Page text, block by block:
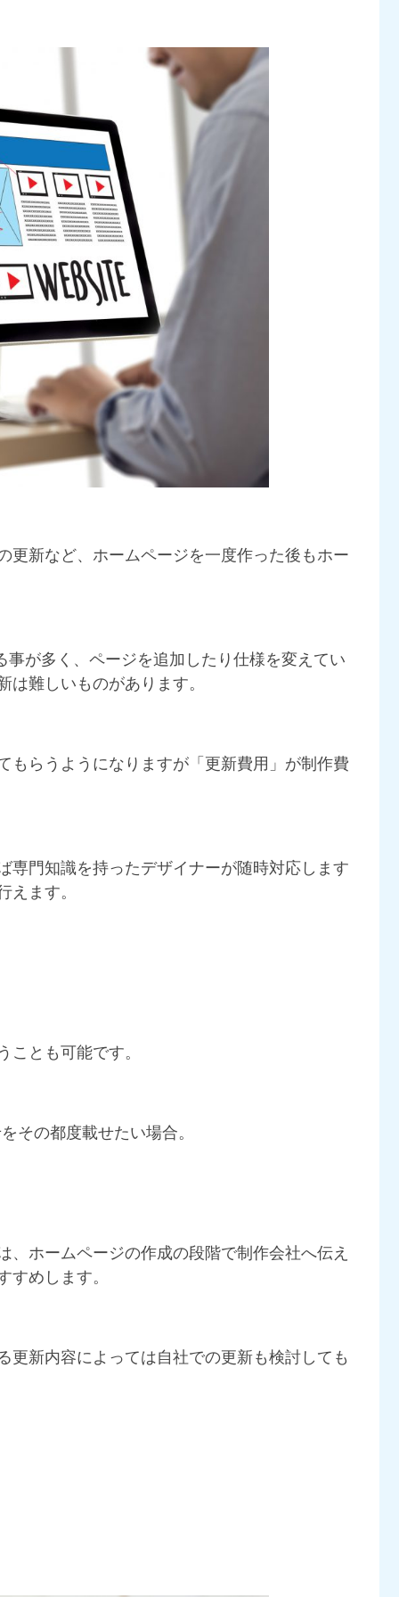
更新など、ホームページを一度作った後もホー
が多く、ページを追加したり仕様を変えてい
難しいものがあります。
もらうようになりますが「更新費用」が制作費
専門知識を持ったデザイナーが随時対応します
えます。
とも可能です。
の都度載せたい場合。
ホームページの作成の段階で制作会社へ伝え
すめします。
更新内容によっては自社での更新も検討しても